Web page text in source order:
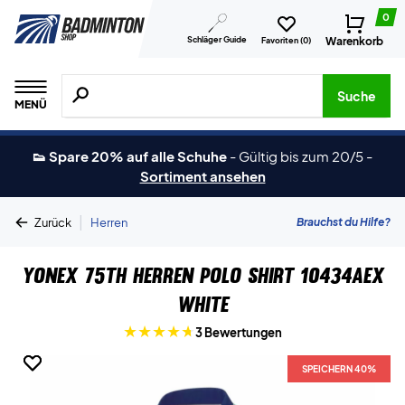
Schläger Guide Favoriten (0)
0
Warenkorb
MENÜ
Suche nach Produkten, Marken usw.
Suche
👟 Spare 20% auf alle Schuhe - Gültig bis zum 20/5 -
Sortiment ansehen
Zurück | Herren Brauchst du Hilfe?
Yonex 75th Herren Polo Shirt 10434AEX
White
3 Bewertungen
SPEICHERN 40%
SPEICHERN 40%